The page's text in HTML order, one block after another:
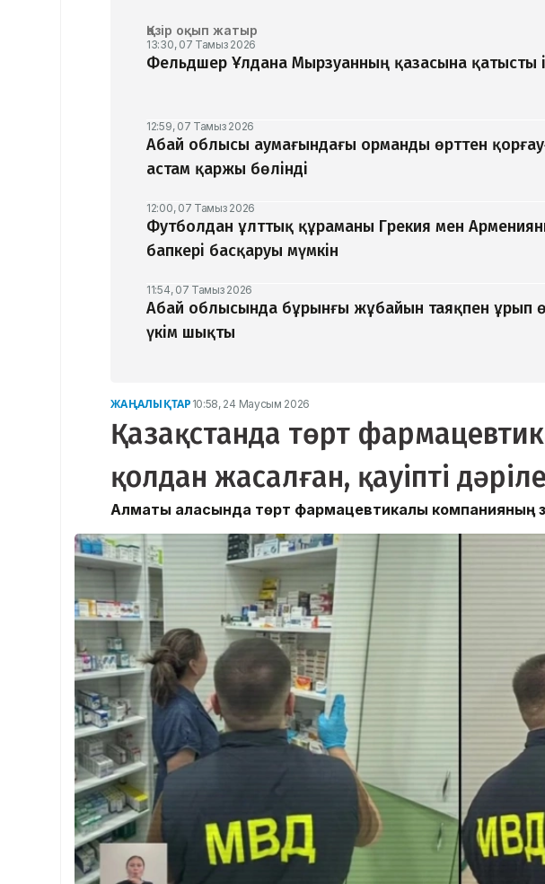
Қазір оқып жатыр
13:30, 07 Тамыз 2026
Фельдшер Ұлдана Мырзуанның қазасына қатысты
12:59, 07 Тамыз 2026
Абай облысы аумағындағы орманды өрттен
астам қаржы бөлінді
12:00, 07 Тамыз 2026
Футболдан ұлттық құраманы Грекия мен
бапкері басқаруы мүмкін
11:54, 07 Тамыз 2026
Абай облысында бұрынғы жұбайын таяқпен ұрып
үкім шықты
ЖАҢАЛЫҚТАР 10:58, 24 Маусым 2026
Қазақстанда төрт
қолдан жасалған, қауіпті
Алматы қаласында төрт фармацевтикалық компанияның